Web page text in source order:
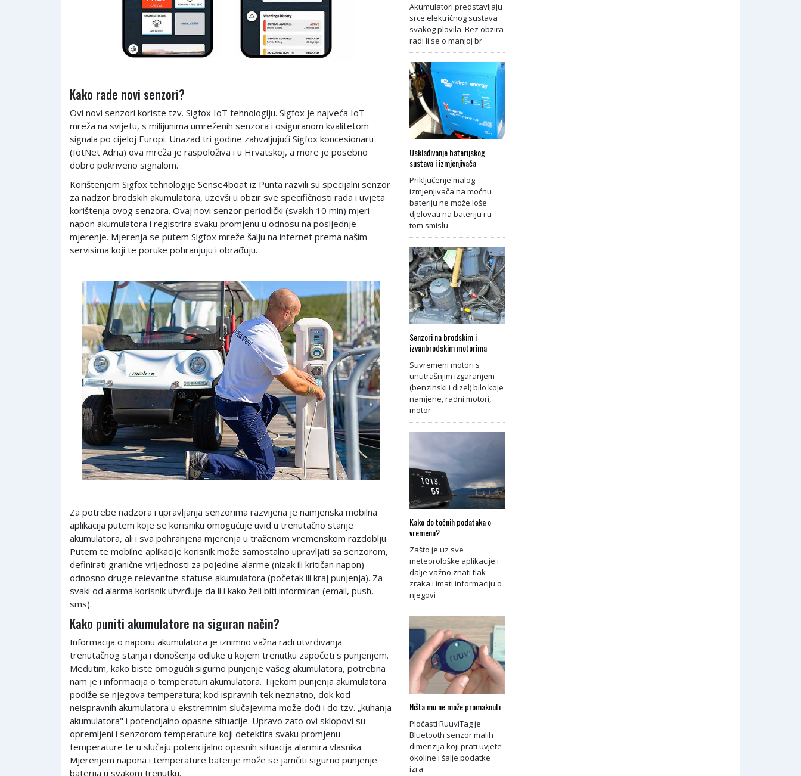
Kako rade novi senzori?
Ovi novi senzori koriste tzv. Sigfox IoT tehnologiju. Sigfox je najveća IoT
mreža na svijetu, s milijunima umreženih senzora i osiguranom kvalitetom
signala po cijeloj Europi. Unazad tri godine zahvaljujući Sigfox koncesionaru
(IotNet Adria) ova mreža je raspoloživa i u Hrvatskoj, a more je posebno
dobro pokriveno signalom.
Korištenjem Sigfox tehnologije Sense4boat iz Punta razvili su specijalni senzor
za nadzor brodskih akumulatora, uzevši u obzir sve specifičnosti rada i uvjeta
korištenja ovog senzora. Ovaj novi senzor periodički (svakih 10 min) mjeri
napon akumulatora i registrira svaku promjenu u odnosu na posljednje
mjerenje. Mjerenja se putem Sigfox mreže šalju na internet prema našim
servisima koji te poruke pohranjuju i obrađuju.
Za potrebe nadzora i upravljanja senzorima razvijena je namjenska mobilna
aplikacija putem koje se korisniku omogućuje uvid u trenutačno stanje
akumulatora, ali i sva pohranjena mjerenja u traženom vremenskom razdoblju.
Putem te mobilne aplikacije korisnik može samostalno upravljati sa senzorom,
definirati granične vrijednosti za pojedine alarme (nizak ili kritičan napon)
odnosno druge relevantne statuse akumulatora (početak ili kraj punjenja). Za
svaki od alarma korisnik utvrđuje da li i kako želi biti informiran (email, push,
sms).
Kako puniti akumulatore na siguran način?
Informacija o naponu akumulatora je iznimno važna radi utvrđivanja
trenutačnog stanja i donošenja odluke u kojem trenutku započeti s punjenjem.
Međutim, kako biste omogućili sigurno punjenje vašeg akumulatora, potrebna
nam je i informacija o temperaturi akumulatora. Tijekom punjenja akumulatora
podiže se njegova temperatura; kod ispravnih tek neznatno, dok kod
neispravnih akumulatora u ekstremnim slučajevima može doći i do tzv. „kuhanja
akumulatora" i potencijalno opasne situacije. Upravo zato ovi sklopovi su
opremljeni i senzorom temperature koji detektira svaku promjenu
temperature te u slučaju potencijalno opasnih situacija alarmira vlasnika.
Mjerenjem napona i temperature baterije može se jamčiti sigurno punjenje
baterija u svakom trenutku.
Akumulatori predstavljaju
srce električnog sustava
svakog plovila. Bez obzira
radi li se o manjoj br
Usklađivanje baterijskog
sustava i izmjenjivača
Priključenje malog
izmjenjivača na moćnu
bateriju ne može loše
djelovati na bateriju i u
tom smislu
Senzori na brodskim i
izvanbrodskim motorima
Suvremeni motori s
unutrašnjim izgaranjem
(benzinski i dizel) bilo koje
namjene, radni motori,
motor
Kako do točnih podataka o
vremenu?
Zašto je uz sve
meteorološke aplikacije i
dalje važno znati tlak
zraka i imati informaciju o
njegovi
Ništa mu ne može promaknuti
Pločasti RuuviTag je
Bluetooth senzor malih
dimenzija koji prati uvjete
okoline i šalje podatke
izra